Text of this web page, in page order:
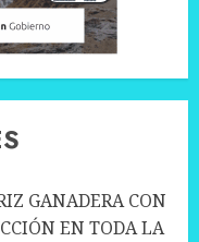
GANADERA CON
EN TODA LA